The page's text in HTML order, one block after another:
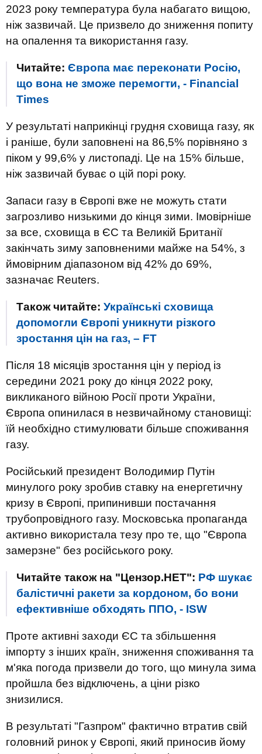
2023 року температура була набагато вищою,
ніж зазвичай. Це призвело до зниження попиту
на опалення та використання газу.
Читайте: Європа має переконати Росію,
що вона не зможе перемогти, - Financial
Times
У результаті наприкінці грудня сховища газу, як
і раніше, були заповнені на 86,5% порівняно з
піком у 99,6% у листопаді. Це на 15% більше,
ніж зазвичай буває о цій порі року.
Запаси газу в Європі вже не можуть стати
загрозливо низькими до кінця зими. Імовірніше
за все, сховища в ЄС та Великій Британії
закінчать зиму заповненими майже на 54%, з
ймовірним діапазоном від 42% до 69%,
зазначає Reuters.
Також читайте: Українські сховища
допомогли Європі уникнути різкого
зростання цін на газ, – FT
Після 18 місяців зростання цін у період із
середини 2021 року до кінця 2022 року,
викликаного війною Росії проти України,
Європа опинилася в незвичайному становищі:
їй необхідно стимулювати більше споживання
газу.
Російський президент Володимир Путін
минулого року зробив ставку на енергетичну
кризу в Європі, припинивши постачання
трубопровідного газу. Московська пропаганда
активно використала тезу про те, що "Європа
замерзне" без російського року.
Читайте також на "Цензор.НЕТ": РФ шукає
балістичні ракети за кордоном, бо вони
ефективніше обходять ППО, - ISW
Проте активні заходи ЄС та збільшення
імпорту з інших країн, зниження споживання та
м'яка погода призвели до того, що минула зима
пройшла без відключень, а ціни різко
знизилися.
В результаті "Газпром" фактично втратив свій
головний ринок у Європі, який приносив йому